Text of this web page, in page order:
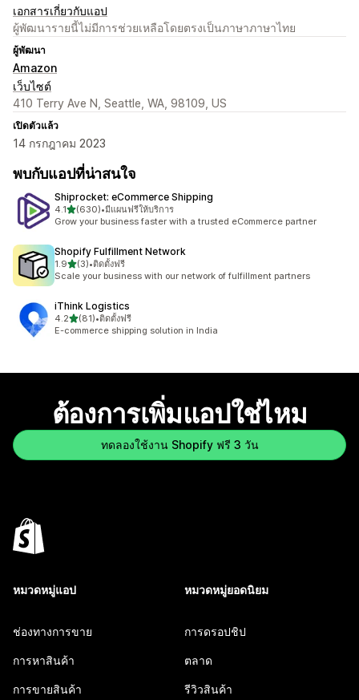
เอกสารเกี่ยวกับแอป
ผู้พัฒนารายนี้ไม่มีการช่วยเหลือโดยตรงเป็นภาษาภาษาไทย
ผู้พัฒนา
Amazon
เว็บไซต์
410 Terry Ave N, Seattle, WA, 98109, US
เปิดตัวแล้ว
14 กรกฎาคม 2023
พบกับแอปที่น่าสนใจ
Shiprocket: eCommerce Shipping
4.1เต็ม 5 ดาว
(630)
ทั้งหมด 630 รีวิว
•มีแผนฟรีให้บริการ
Grow your business faster with a trusted eCommerce partner
Shopify Fulfillment Network
1.9เต็ม 5 ดาว
(3)
ทั้งหมด 3 รีวิว
•ติดตั้งฟรี
Scale your business with our network of fulfillment partners
iThink Logistics
4.2เต็ม 5 ดาว
(81)
ทั้งหมด 81 รีวิว
•ติดตั้งฟรี
E-commerce shipping solution in India
ต้องการเพิ่มแอปใช่ไหม
ทดลองใช้งาน Shopify ฟรี 3 วัน
หมวดหมู่แอป
ช่องทางการขาย
การหาสินค้า
การขายสินค้า
หมวดหมู่ยอดนิยม
การดรอปชิป
ตลาด
รีวิวสินค้า